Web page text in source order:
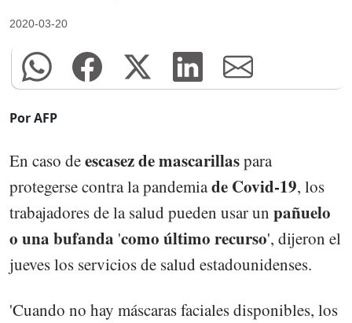
2020-03-20
Por AFP
En caso deescasez de mascarillaspara
protegerse contra la pandemiade Covid-19, los
trabajadores de la salud pueden usar un pañuelo
o una bufanda 'como último recurso', dijeron el
jueves los servicios de salud estadounidenses.
'Cuando no hay máscaras faciales disponibles, los